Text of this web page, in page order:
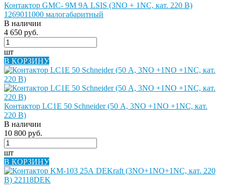
Контактор GMC- 9M 9А LSIS (3NO + 1NC, кат. 220 В)
1269011000 малогабаритный
В наличии
4 650 руб.
шт
В КОРЗИНУ
Контактор LC1E 50 Schneider (50 А, 3NO +1NO +1NC, кат.
220 В)
В наличии
10 800 руб.
шт
В КОРЗИНУ